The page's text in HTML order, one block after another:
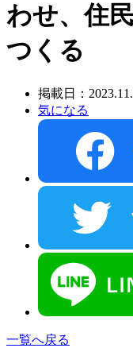
わせ、住
つくる
掲載日：
気になる
一覧へ戻る